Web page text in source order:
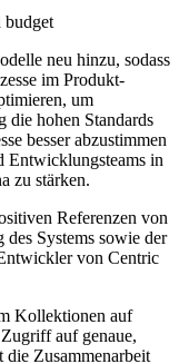
budget
neu hinzu, sodass
im Produkt-
um
die hohen Standards
besser abzustimmen
Entwicklungsteams in
zu stärken.
Referenzen von
Systems sowie der
von Centric
Kollektionen auf
auf genaue,
Zusammenarbeit